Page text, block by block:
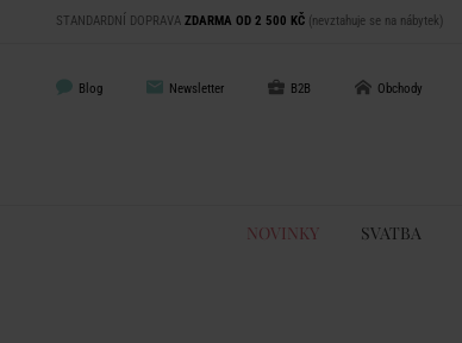
STANDARDNÍ DOPRAVA ZDARMA OD 2 500 KČ (nevztahuje se na nábytek)
Blog Newsletter B2B Obchody
NOVINKY SVATBA